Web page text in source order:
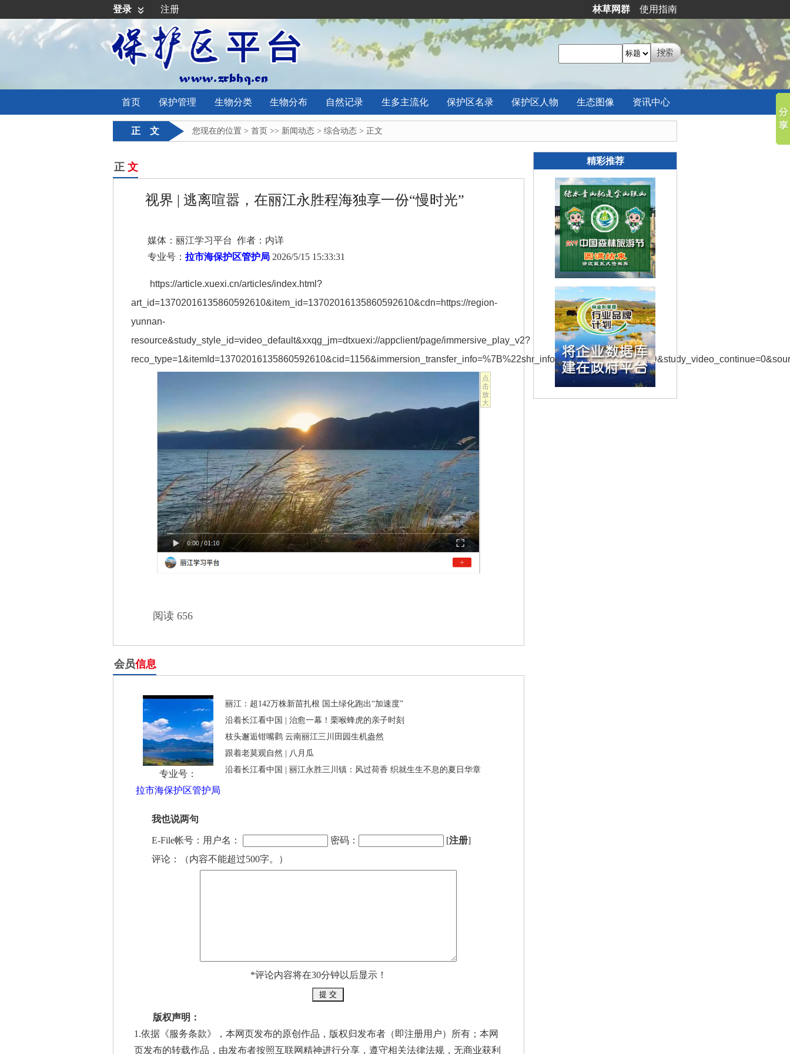
登录 注册 林草网群 使用指南
首页 保护管理 生物分类 生物分布 自然记录 生多主流化 保护区名录 保护区 人物 生态图像 资讯中心
正 文 您现在的位置 > 首页 >> 新闻动态 > 综合动态 > 正文
正 文
视界 | 逃离喧嚣，在丽江永胜程海独享一份“慢时光”
媒体：丽江学习平台 作者：内详
专业号： 拉市海保护区管护局 2026/5/15 15:33:31
https://article.xuexi.cn/articles/index.html?
art_id=13702016135860592610&item_id=13702016135860592610&cdn=https://region-
yunnan-
resource&study_style_id=video_default&xxqg_jm=dtxuexi://appclient/page/immersive_play_v2?
点
击
放
大
阅读 656
会员信息
专业号：
拉市海保护区管护局
丽江：超142万株新苗扎根 国土绿化跑出“加速度”
沿着长江看中国 | 治愈一幕！栗喉蜂虎的亲子时刻
枝头邂逅钳嘴鹳 云南丽江三川田园生机盎然
跟着老莫观自然 | 八月瓜
沿着长江看中国 | 丽江永胜三川镇：风过荷香 织就生生不息的夏日华章
我也说两句
E-File帐号：用户名： 密码： [注册]
评论：（内容不能超过500字。）
*评论内容将在30分钟以后显示！
版权声明：
1.依据《服务条款》，本网页发布的原创作品，版权归发布者（即注册用户）所有；本网
页发布的转载作品，由发布者按照互联网精神进行分享，遵守相关法律法规，无商业获利
精彩推荐